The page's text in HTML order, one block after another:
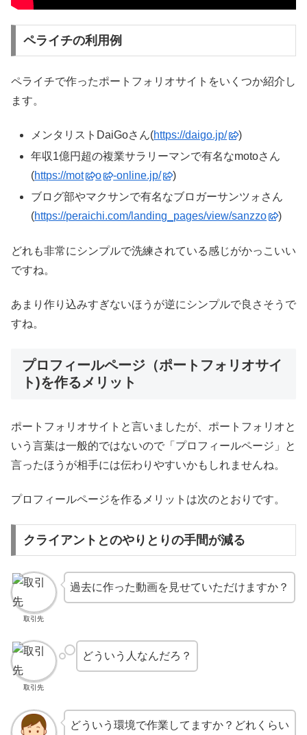
ペライチの利用例
ペライチで作ったポートフォリオサイトをいくつか紹介し
ます。
メンタリストDaiGoさん(https://daigo.jp/
)
年収1億円超の複業サラリーマンで有名なmotoさん
(https://mot o -online.jp/
)
ブログ部やマクサンで有名なブロガーサンツォさん
(https://peraichi.com/landing_pages/view/sanzzo )
どれも非常にシンプルで洗練されている感じがかっこいい
ですね。
あまり作り込みすぎないほうが逆にシンプルで良さそうで
すね。
プロフィールページ（ポートフォリオサイ
ト)を作るメリット
ポートフォリオサイトと言いましたが、ポートフォリオと
いう言葉は一般的ではないので「プロフィールページ」と
言ったほうが相手には伝わりやすいかもしれませんね。
プロフィールページを作るメリットは次のとおりです。
クライアントとのやりとりの手間が減る
取引先
過去に作った動画を見せていただけますか？
取引先
どういう人なんだろ？
どういう環境で作業してますか？どれくらい